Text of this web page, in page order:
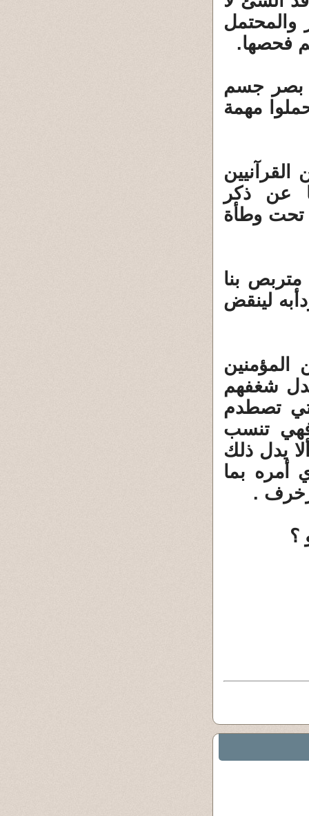
والمحتمل
فحصها.
بصر جسم
مهمة
القرآنيين
عن ذكر
تحت وطأة
متربص بنا
لينقض
يدل شغفهم
تصطدم
فهي تنسب
يدل ذلك
أمره بما
؟